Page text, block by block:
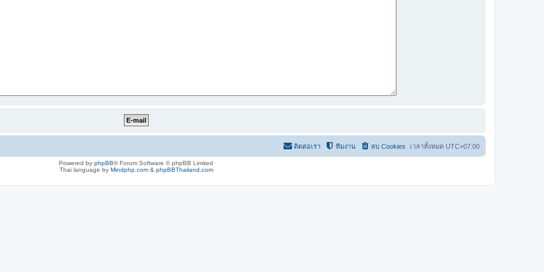
เวลาทั้งหมด UTC+07:00
ลบ Cookies
ทีมงาน
ติดต่อเรา
Powered by phpBB® Forum Software © phpBB Limited
Thai language by Mindphp.com& phpBBThailand.com